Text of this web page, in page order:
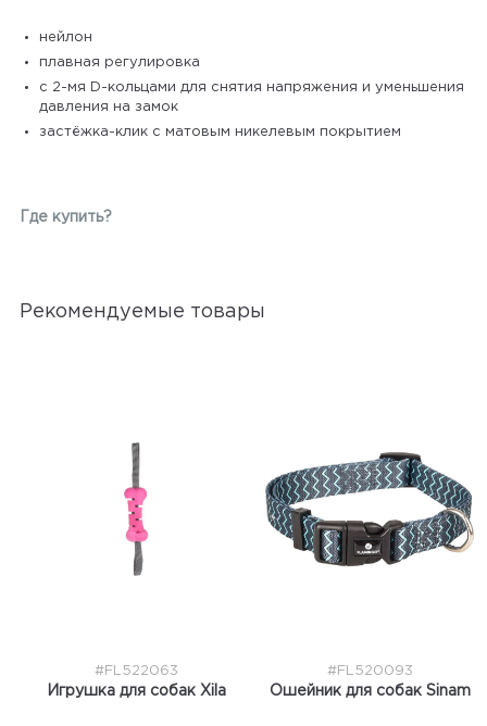
нейлон
плавная регулировка
с 2-мя D-кольцами для снятия напряжения и уменьшения
давления на замок
застёжка-клик с матовым никелевым покрытием
Где купить?
Рекомендуемые товары
#FL522063
Игрушка для собак Xila
#FL520093
Ошейник для собак Sinam